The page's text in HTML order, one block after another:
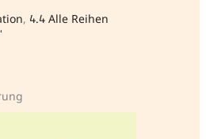
, 4.4 Alle Reihen